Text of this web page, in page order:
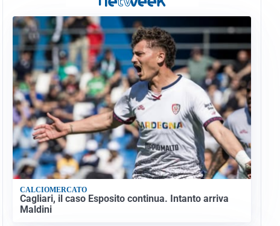
CALCIOMERCATO
Cagliari, il caso Esposito continua. Intanto arriva
Maldini